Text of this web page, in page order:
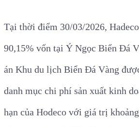
Tại thời điểm 30/03/2026,
90,15% vốn tại Ý Ngọc Biển Đá
án Khu du lịch Biển Đá Vàng
danh mục chi phí sản xuất kinh
hạn của Hodeco với giá trị